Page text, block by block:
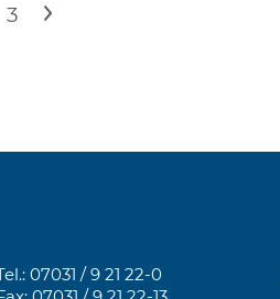
3 >
07031 / 9 21 22-0